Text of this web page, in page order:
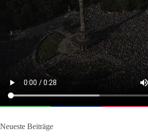
dieBasis warnt davor, lebenswichtige
Boden, und Luft, in globale Kontrollsysteme
und fordert, dass Wasser und Nahrung
bleiben, statt in die Kontrolle von Lobby-
Investoren zu geraten.
Quelle:https://www.youtube.com/
#dieBasis #Wasserverbot #Propaganda #WEF
Neueste Beiträge